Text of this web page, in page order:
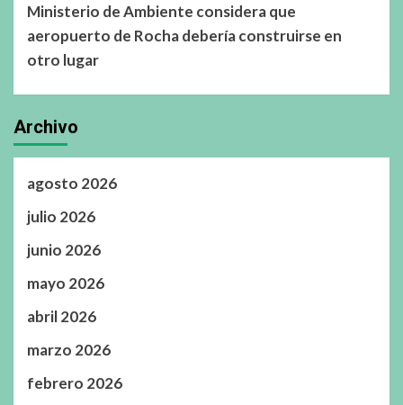
Ministerio de Ambiente considera que
aeropuerto de Rocha debería construirse en
otro lugar
Archivo
agosto 2026
julio 2026
junio 2026
mayo 2026
abril 2026
marzo 2026
febrero 2026